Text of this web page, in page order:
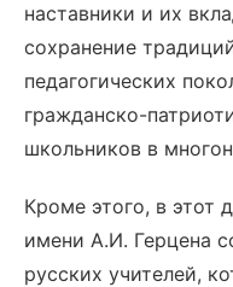
наставники и их
сохранение
педагогических
гражданско-
школьников в
Кроме этого, в этот
имени А.И. Герцена
русских учителей,